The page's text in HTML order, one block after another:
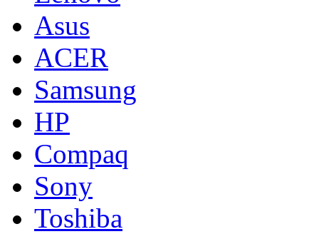
Asus
ACER
Samsung
HP
Compaq
Sony
Toshiba